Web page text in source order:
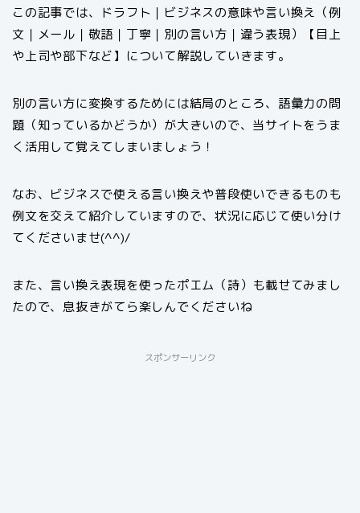
この記事では、ドラフト｜ビジネスの意味や言い換え（例
文｜メール｜敬語｜丁寧｜別の言い方｜違う表現）【目上
や上司や部下など】について解説していきます。
別の言い方に変換するためには結局のところ、語彙力の問
題（知っているかどうか）が大きいので、当サイトをうま
く活用して覚えてしまいましょう！
なお、ビジネスで使える言い換えや普段使いできるものも
例文を交えて紹介していますので、状況に応じて使い分け
てくださいませ(^^)/
また、言い換え表現を使ったポエム（詩）も載せてみまし
たので、息抜きがてら楽しんでくださいね
スポンサーリンク